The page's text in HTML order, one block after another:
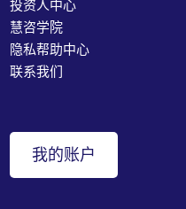
投资人中心
慧咨学院
隐私帮助中心
联系我们
我的账户